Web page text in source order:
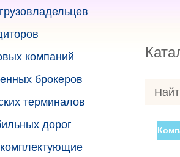
компаний
брокеров
терминалов
дорог